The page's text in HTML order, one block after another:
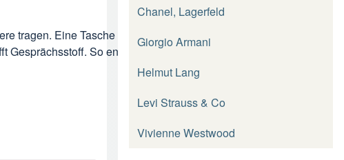
tragen. Eine Tasche mit einem stilvollen
Gesprächsstoff. So entsteht eine subtile,
Chanel, Lagerfeld
Giorgio Armani
Helmut Lang
Levi Strauss & Co
Vivienne Westwood